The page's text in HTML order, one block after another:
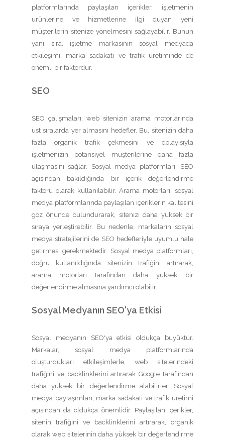
platformlarında paylaşılan içerikler, işletmenin
ürünlerine ve hizmetlerine ilgi duyan yeni
müşterilerin sitenize yönelmesini sağlayabilir. Bunun
yanı sıra, işletme markasının sosyal medyada
etkileşimi, marka sadakati ve trafik üretiminde de
önemli bir faktördür.
SEO
SEO çalışmaları, web sitenizin arama motorlarında
üst sıralarda yer almasını hedefler. Bu, sitenizin daha
fazla organik trafik çekmesini ve dolayısıyla
işletmenizin potansiyel müşterilerine daha fazla
ulaşmasını sağlar. Sosyal medya platformları, SEO
açısından bakıldığında bir içerik değerlendirme
faktörü olarak kullanılabilir. Arama motorları, sosyal
medya platformlarında paylaşılan içeriklerin kalitesini
göz önünde bulundurarak, sitenizi daha yüksek bir
sıraya yerleştirebilir. Bu nedenle, markaların sosyal
medya stratejilerini de SEO hedefleriyle uyumlu hale
getirmesi gerekmektedir. Sosyal medya platformları,
doğru kullanıldığında sitenizin trafiğini artırarak,
arama motorları tarafından daha yüksek bir
değerlendirme almasına yardımcı olabilir.
Sosyal Medyanın SEO'ya Etkisi
Sosyal medyanın SEO'ya etkisi oldukça büyüktür.
Markalar, sosyal medya platformlarında
oluşturdukları etkileşimlerle, web sitelerindeki
trafiğini ve backlinklerini artırarak Google tarafından
daha yüksek bir değerlendirme alabilirler. Sosyal
medya paylaşımları, marka sadakati ve trafik üretimi
açısından da oldukça önemlidir. Paylaşılan içerikler,
sitenin trafiğini ve backlinklerini artırarak, organik
olarak web sitelerinin daha yüksek bir değerlendirme